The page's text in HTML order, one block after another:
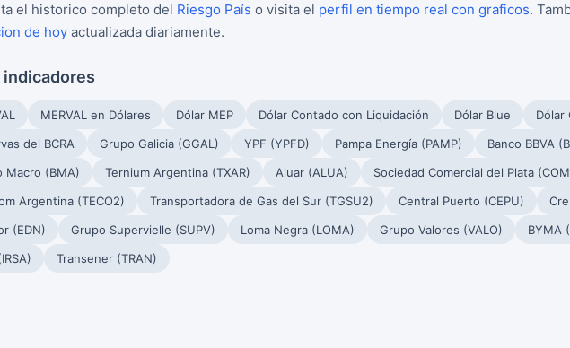
el historico completo del Riesgo País o visita el perfil en tiempo real con graficos.
de hoy actualizada diariamente.
indicadores
MERVAL en Dólares Dólar MEP Dólar Contado con Liquidación Dólar Blue Dólar
del BCRA
Grupo Galicia (GGAL) YPF (YPFD) Pampa Energía (PAMP)
Banco BBVA
Macro (BMA)
Ternium Argentina (TXAR) Aluar (ALUA)
Sociedad Comercial del Plata
Argentina (TECO2)
Transportadora de Gas del Sur (TGSU2) Central Puerto (CEPU)
(EDN)
Grupo Supervielle (SUPV) Loma Negra (LOMA) Grupo Valores (VALO) BYMA
Transener (TRAN)